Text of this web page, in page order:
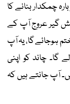
چمکدار بنانے کا
گیر عروج آپ کے
ہوجائے گا، یہ آپ
گا۔ چاند کو اپنی
آپ جانتے ہیں کہ